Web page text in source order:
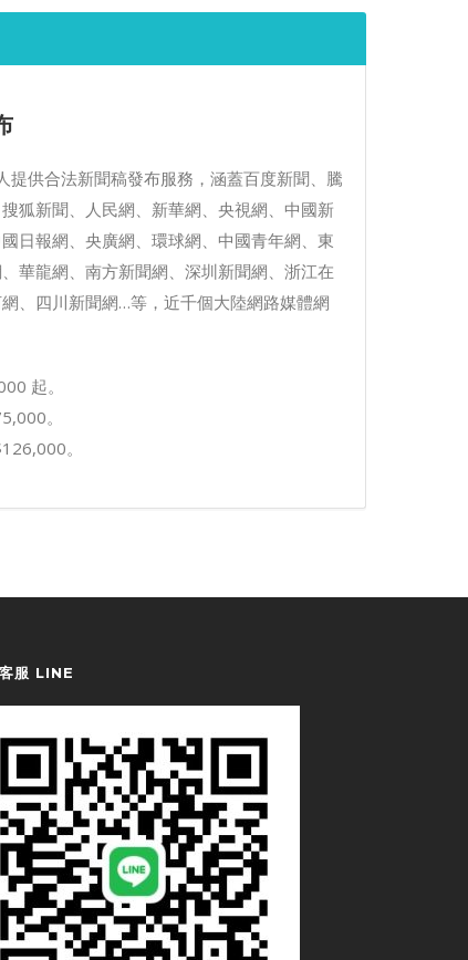
提供合法新聞稿發布服務，涵蓋百度新聞、騰
狐新聞、人民網、新華網、央視網、中國新
日報網、央廣網、環球網、中國青年網、東
華龍網、南方新聞網、深圳新聞網、浙江在
、四川新聞網…等，近千個大陸網路媒體網
起。
。
。
服 LINE